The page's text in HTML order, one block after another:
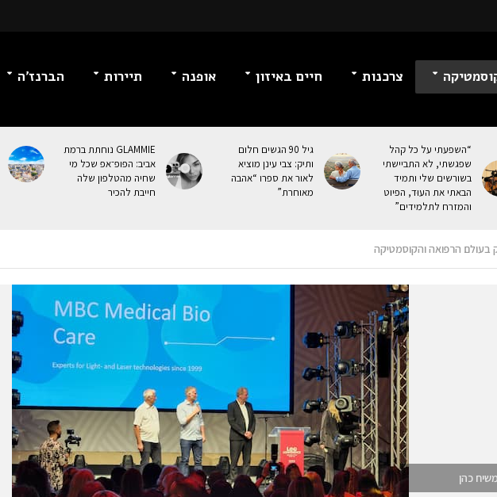
צרכנות חיים באיזון אופנה תיירות הברנז’ה
“השפעתי על כל קהל
שפגשתי, לא התביישתי
בשורשים שלי ותמיד
הבאתי את העוּד, הפיוט
והמזרח לתלמידים”
גיל 90 הגשים חלום
ותיק: צבי עינן מוציא
לאור את ספרו “אהבה
מאוחרת”
GLAMMIE נוחתת ברמת
אביב: הפופ־אפ שכל מי
שחיה מהטלפון שלה
חייבת להכיר
הרפואה והקוסמטיקה
כהן